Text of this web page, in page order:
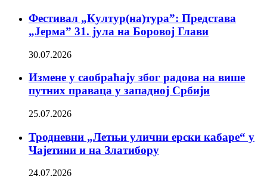
Фестивал „Култур(на)тура”: Представа
„Јерма” 31. јула на Боровој Глави
30.07.2026
Измене у саобраћају због радова на више
путних праваца у западној Србији
25.07.2026
Тродневни „Летњи улични ерски кабаре“ у
Чајетини и на Златибору
24.07.2026